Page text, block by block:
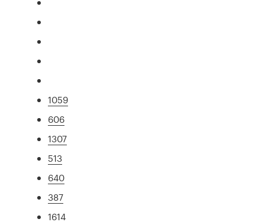
1059
606
1307
513
640
387
1614